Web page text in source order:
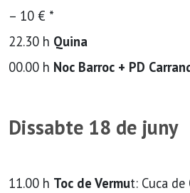
– 10 € *
22.30 h Quina
00.00 h Noc Barroc + PD
Dissabte 18 de juny
11.00 h Toc de Vermut: Cuca de